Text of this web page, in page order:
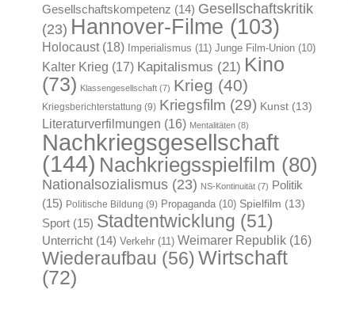
Gesellschaftskompetenz (14) Gesellschaftskritik
(23) Hannover-Filme (103)
Holocaust(18) Imperialismus (11) Junge Film-Union (10)
Kalter Krieg (17) Kapitalismus (21) Kino
(73) Klassengesellschaft (7) Krieg (40)
Kriegsberichterstattung (9) Kriegsfilm (29) Kunst (13)
Literaturverfilmungen (16) Mentalitäten (8)
Nachkriegsgesellschaft
(144) Nachkriegsspielfilm (80)
Nationalsozialismus (23) NS-Kontinuität (7) Politik
(15) Politische Bildung (9) Propaganda (10) Spielfilm (13)
Sport (15) Stadtentwicklung (51)
Unterricht (14) Verkehr (11) Weimarer Republik (16)
Wiederaufbau (56)Wirtschaft
(72)